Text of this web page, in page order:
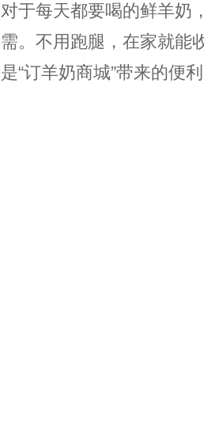
对于每天都要喝的鲜羊奶
需。不用跑腿，在家就能
是“订羊奶商城”带来的便利